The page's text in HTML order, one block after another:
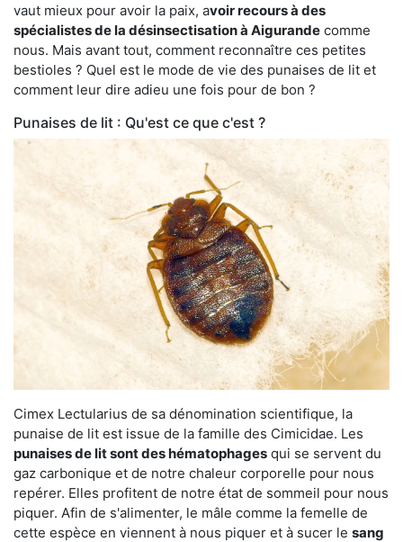
vaut mieux pour avoir la paix, avoir recours à des
spécialistes de la désinsectisation à Aigurande comme
nous. Mais avant tout, comment reconnaître ces petites
bestioles ? Quel est le mode de vie des punaises de lit et
comment leur dire adieu une fois pour de bon ?
Punaises de lit : Qu'est ce que c'est ?
Cimex Lectularius de sa dénomination scientifique, la
punaise de lit est issue de la famille des Cimicidae. Les
punaises de lit sont des hématophages qui se servent du
gaz carbonique et de notre chaleur corporelle pour nous
repérer. Elles profitent de notre état de sommeil pour nous
piquer. Afin de s'alimenter, le mâle comme la femelle de
cette espèce en viennent à nous piquer et à sucer le sang